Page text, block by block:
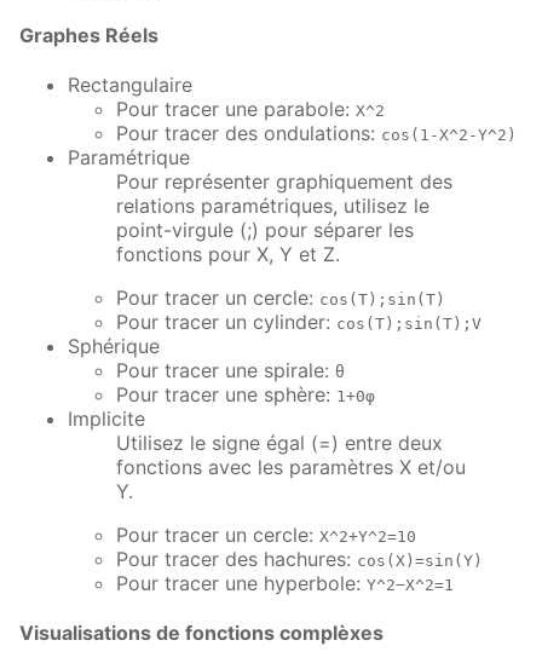
Graphes Réels
Rectangulaire
Pour tracer une parabole: X^2
Pour tracer des ondulations: cos(1-X^2-Y^2)
Paramétrique
Pour représenter graphiquement des
relations paramétriques, utilisez le
point-virgule (;) pour séparer les
fonctions pour X, Y et Z.
Pour tracer un cercle: cos(T);sin(T)
Pour tracer un cylinder: cos(T);sin(T);V
Sphérique
Pour tracer une spirale: θ
Pour tracer une sphère: 1+0φ
Implicite
Utilisez le signe égal (=) entre deux
fonctions avec les paramètres X et/ou
Y.
Pour tracer un cercle: X^2+Y^2=10
Pour tracer des hachures: cos(X)=sin(Y)
Pour tracer une hyperbole: Y^2−X^2=1
Visualisations de fonctions complèxes